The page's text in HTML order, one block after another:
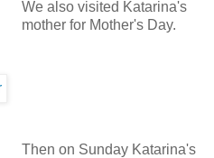
We also visited Katarina's
mother for Mother's Day.
Then on Sunday Katarina's